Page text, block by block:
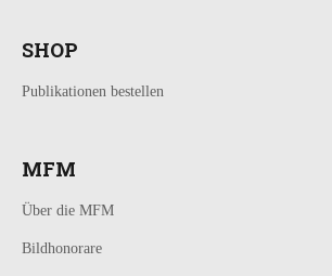
SHOP
Publikationen bestellen
MFM
Über die MFM
Bildhonorare